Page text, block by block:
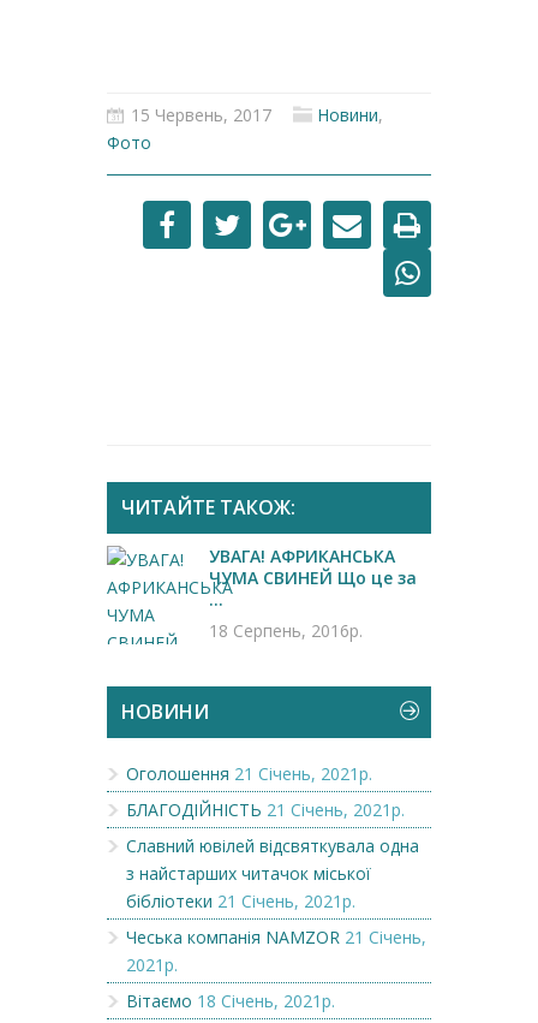
15 Червень, 2017 Новини,
Фото
ЧИТАЙТЕ ТАКОЖ:
УВАГА! АФРИКАНСЬКА
ЧУМА СВИНЕЙ Що це за
...
18 Серпень, 2016р.
НОВИНИ
Оголошення 21 Січень, 2021р.
БЛАГОДІЙНІСТЬ 21 Січень, 2021р.
Славний ювілей відсвяткувала одна
з найстарших читачок міської
бібліотеки 21 Січень, 2021р.
Чеська компанія NAMZOR 21 Січень,
2021р.
Вітаємо 18 Січень, 2021р.